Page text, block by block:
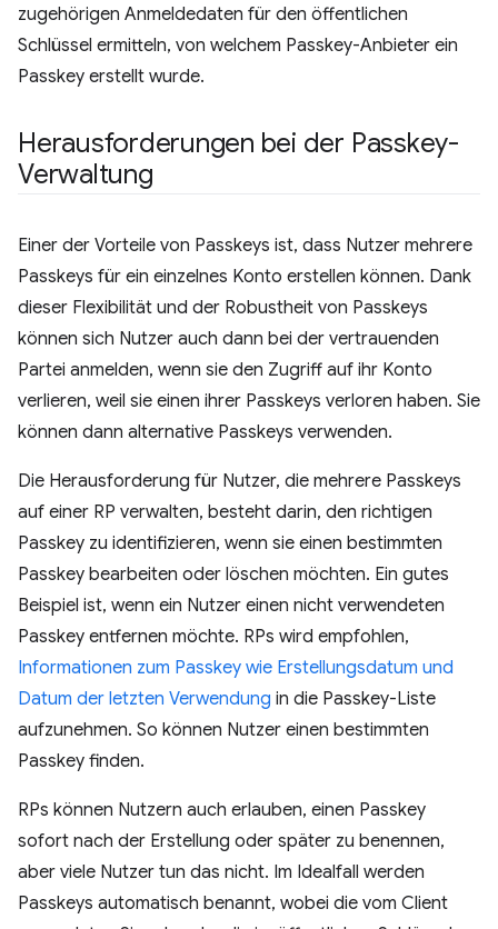
zugehörigen Anmeldedaten für den öffentlichen
Schlüssel ermitteln, von welchem Passkey-Anbieter ein
Passkey erstellt wurde.
Herausforderungen bei der Passkey-
Verwaltung
Einer der Vorteile von Passkeys ist, dass Nutzer mehrere
Passkeys für ein einzelnes Konto erstellen können. Dank
dieser Flexibilität und der Robustheit von Passkeys
können sich Nutzer auch dann bei der vertrauenden
Partei anmelden, wenn sie den Zugriff auf ihr Konto
verlieren, weil sie einen ihrer Passkeys verloren haben. Sie
können dann alternative Passkeys verwenden.
Die Herausforderung für Nutzer, die mehrere Passkeys
auf einer RP verwalten, besteht darin, den richtigen
Passkey zu identifizieren, wenn sie einen bestimmten
Passkey bearbeiten oder löschen möchten. Ein gutes
Beispiel ist, wenn ein Nutzer einen nicht verwendeten
Passkey entfernen möchte. RPs wird empfohlen,
Informationen zum Passkey wie Erstellungsdatum und
Datum der letzten Verwendung in die Passkey-Liste
aufzunehmen. So können Nutzer einen bestimmten
Passkey finden.
RPs können Nutzern auch erlauben, einen Passkey
sofort nach der Erstellung oder später zu benennen,
aber viele Nutzer tun das nicht. Im Idealfall werden
Passkeys automatisch benannt, wobei die vom Client